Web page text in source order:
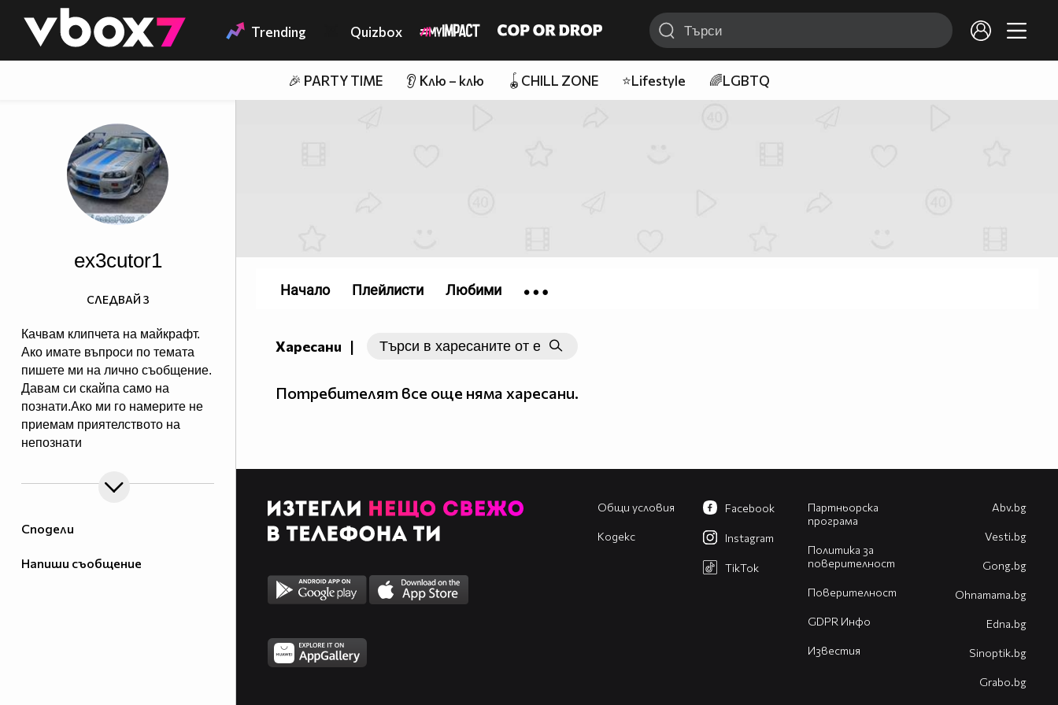
👾 Trending Quizbox
🎉 PARTY TIME 👂 Клю – клю 🪀CHILL ZONE ⭐Lifestyle 🌈LGBTQ
Сподели
Напиши съобщение
ex3cutor1
Качвам клипчета на майкрафт.
Ако имате въпроси по темата
пишете ми на лично съобщение.
Давам си скайпа само на
познати.Ако ми го намерите не
приемам приятелството на
непознати
СЛЕДВАЙ 3
Харесани |
Потребителят все още няма харесани.
Начало Плейлисти Любими
Общи условия
Кодекс
Партньорска
програма
Политика за
поверителност
Поверителност
GDPR Инфо
Известия
Facebook
Instagram
TikTok
Abv.bg
Vesti.bg
Gong.bg
Оhnamama.bg
Edna.bg
Sinoptik.bg
Grabo.bg